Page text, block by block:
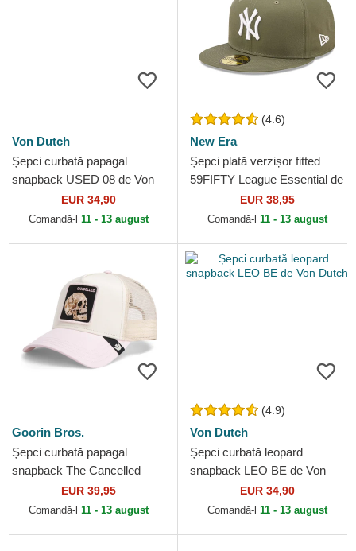
Von Dutch
Șepci curbată papagal
snapback USED 08 de Von
EUR 34,90
Comandă-l 11 - 13 august
(4.6)
New Era
Șepci plată verzișor fitted
59FIFTY League Essential de
New York Yankees MLB de
New Era
EUR 38,95
Comandă-l 11 - 13 august
Goorin Bros.
Șepci curbată papagal
snapback The Cancelled
Skull Whisper The Farm
Goorin Bros.
EUR 39,95
Comandă-l 11 - 13 august
(4.9)
Von Dutch
Șepci curbată leopard
snapback LEO BE de Von
EUR 34,90
Comandă-l 11 - 13 august